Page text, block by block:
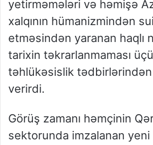
yetirməmələri və həmişə
xalqının hümanizmindən
etməsindən yaranan haqlı
tarixin təkrarlanmaması
təhlükəsislik
verirdi.
Görüş zamanı həmçinin
sektorunda imzalanan yeni